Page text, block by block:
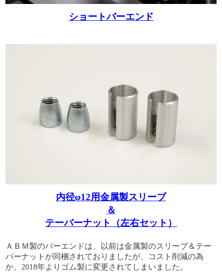
ショートバーエンド
内径φ12用金属製スリーブ
＆
テーパーナット（左右セット）
ＡＢＭ製のバーエンドは、以前は金属製のスリーブ＆テー
パーナットが同梱されておりましたが、コスト削減の為
か、2018年よりゴム製に変更されてしまいました。